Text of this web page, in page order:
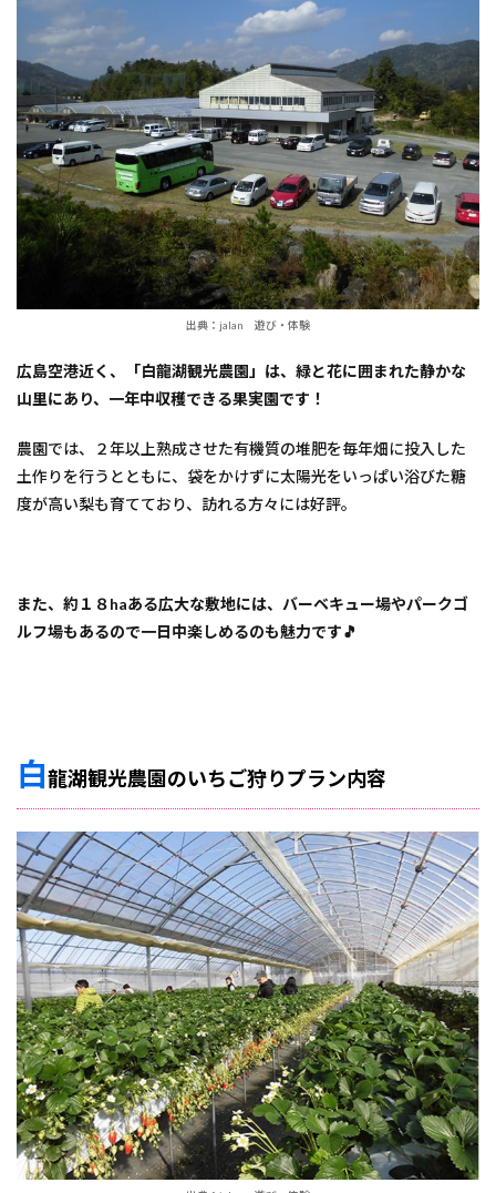
出典：jalan 遊び・体験
広島空港近く、「白龍湖観光農園」は、緑と花に囲まれた静かな
山里にあり、一年中収穫できる果実園です！
農園では、２年以上熟成させた有機質の堆肥を毎年畑に投入した
土作りを行うとともに、袋をかけずに太陽光をいっぱい浴びた糖
度が高い梨も育てており、訪れる方々には好評。
また、約１８haある広大な敷地には、バーベキュー場やパークゴ
ルフ場もあるので一日中楽しめるのも魅力です🎵
白龍湖観光農園のいちご狩りプラン内容